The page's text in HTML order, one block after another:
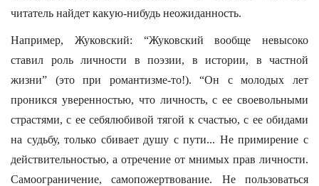
читатель найдет какую-нибудь неожиданность.
Например, Жуковский: “Жуковский вообще невысоко
ставил роль личности в поэзии, в истории, в частной
жизни” (это при романтизме-то!). “Он с молодых лет
проникся уверенностью, что личность, с ее своевольными
страстями, с ее себялюбивой тягой к счастью, с ее обидами
на судьбу, только сбивает душу с пути... Не примирение с
действительностью, а отречение от мнимых прав личности.
Самоограничение, самопожертвование. Не пользоваться